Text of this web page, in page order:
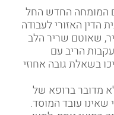
המומחה החדש החל
הדין האזורי לעבודה
שאוטם שריר הלב
הריב עם
בשאלת גובה אחוזי
מדובר ברופא של
עובד המוסד.